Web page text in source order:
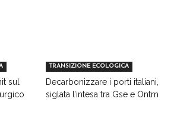
sul
TRANSIZIONE ECOLOGICA
Decarbonizzare i porti italiani,
siglata l’intesa tra Gse e Ontm